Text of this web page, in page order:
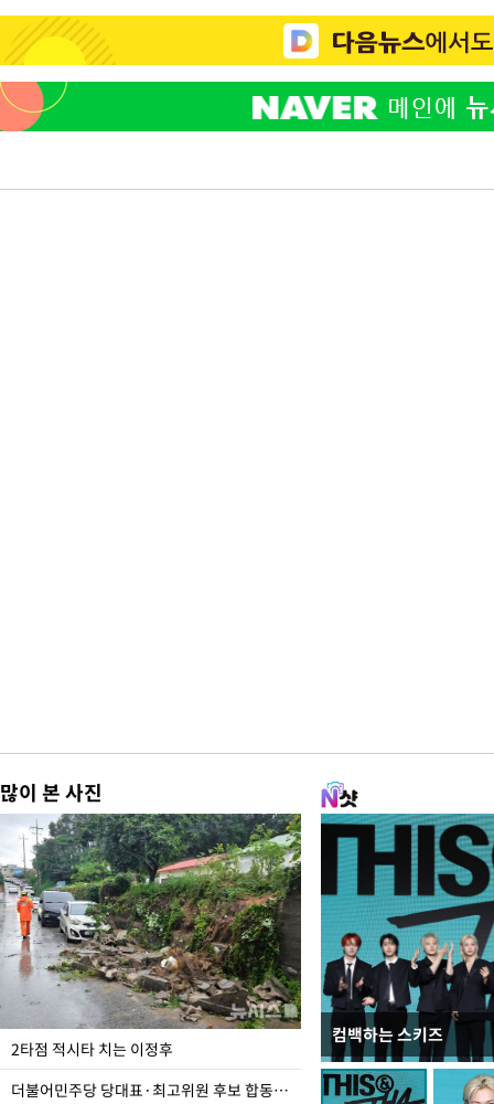
많이 본 사진
2타점 적시타 치는 이정후
더불어민주당 당대표·최고위원 후보 합동연설회
컴백하는 스키즈
청와대 일주일